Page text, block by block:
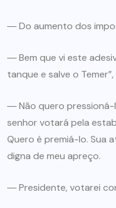
― Do aumento dos
― Bem que vi este
tanque e salve o
― Não quero pressioná-
senhor votará pela
Quero é premiá-lo. Sua
digna de meu apreço.
― Presidente, votarei